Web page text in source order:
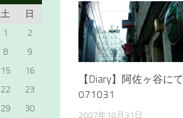
【Diary】阿佐ヶ谷にて
071031
2007年10月31日
土
日
1
2
8
9
15
16
22
23
29
30